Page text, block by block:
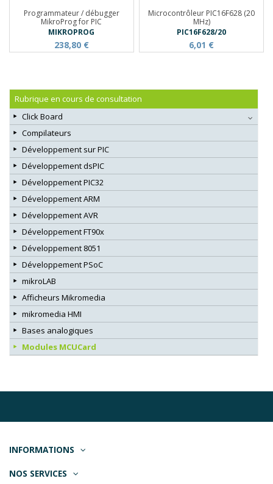
Programmateur / débugger
MikroProg for PIC
MIKROPROG
238,80 €
Microcontrôleur PIC16F628 (20
MHz)
PIC16F628/20
6,01 €
Rubrique en cours de consultation
Click Board
Compilateurs
Développement sur PIC
Développement dsPIC
Développement PIC32
Développement ARM
Développement AVR
Développement FT90x
Développement 8051
Développement PSoC
mikroLAB
Afficheurs Mikromedia
mikromedia HMI
Bases analogiques
Modules MCUCard
INFORMATIONS
NOS SERVICES